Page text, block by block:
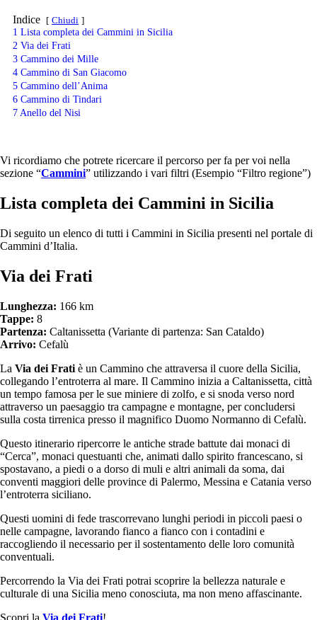
Indice Chiudi
1 Lista completa dei Cammini in Sicilia
2 Via dei Frati
3 Cammino dei Mille
4 Cammino di San Giacomo
5 Cammino dell’Anima
6 Cammino di Tindari
7 Anello del Nisi
Vi ricordiamo che potrete ricercare il percorso per fa per voi nella
sezione “Cammini” utilizzando i vari filtri (Esempio “Filtro regione”)
Lista completa dei Cammini in Sicilia
Di seguito un elenco di tutti i Cammini in Sicilia presenti nel portale di
Cammini d’Italia.
Via dei Frati
Lunghezza: 166 km
Tappe: 8
Partenza: Caltanissetta (Variante di partenza: San Cataldo)
Arrivo: Cefalù
La Via dei Frati è un Cammino che attraversa il cuore della Sicilia,
collegando l’entroterra al mare. Il Cammino inizia a Caltanissetta, città
un tempo famosa per le sue miniere di zolfo, e si snoda verso nord
attraverso un paesaggio tra campagne e montagne, per concludersi
sulla costa tirrenica presso il magnifico Duomo Normanno di Cefalù.
Questo itinerario ripercorre le antiche strade battute dai monaci di
“Cerca”, monaci questuanti che, animati dallo spirito francescano, si
spostavano, a piedi o a dorso di muli e altri animali da soma, dai
conventi maggiori delle province di Palermo, Messina e Catania verso
l’entroterra siciliano.
Questi uomini di fede trascorrevano lunghi periodi in piccoli paesi o
nelle campagne, lavorando fianco a fianco con i contadini e
raccogliendo il necessario per il sostentamento delle loro comunità
conventuali.
Percorrendo la Via dei Frati potrai scoprire la bellezza naturale e
culturale di una Sicilia meno conosciuta, ma non meno affascinante.
Scopri la Via dei Frati!